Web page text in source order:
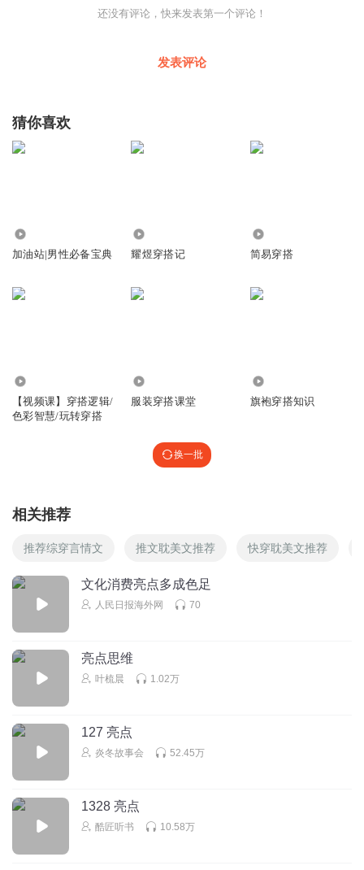
还没有评论，快来发表第一个评论！
发表评论
猜你喜欢
加油站|男性必备宝典 耀煜穿搭记 简易穿搭
【视频课】穿搭逻辑/
色彩智慧/玩转穿搭
服装穿搭课堂 旗袍穿搭知识
换一批
相关推荐
推荐综穿言情文 推文耽美文推荐 快穿耽美文推荐
文化消费亮点多成色足
人民日报海外网 70
亮点思维
叶梳晨 1.02万
127 亮点
炎冬故事会 52.45万
1328 亮点
酷匠听书 10.58万